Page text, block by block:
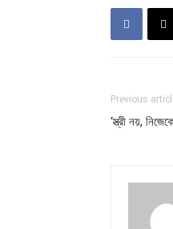
Previous
‘স্ত্রী নয়,